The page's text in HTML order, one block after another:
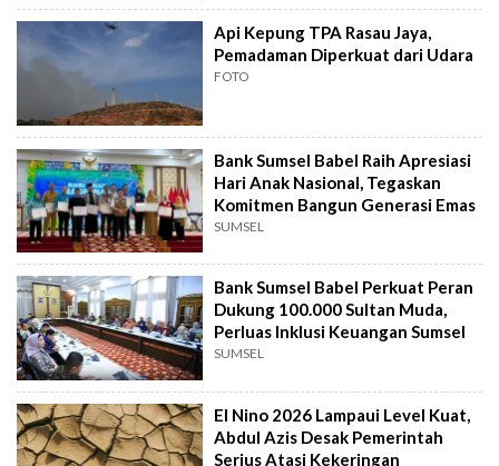
Api Kepung TPA Rasau Jaya,
Pemadaman Diperkuat dari Udara
FOTO
Bank Sumsel Babel Raih Apresiasi
Hari Anak Nasional, Tegaskan
Komitmen Bangun Generasi Emas
SUMSEL
Bank Sumsel Babel Perkuat Peran
Dukung 100.000 Sultan Muda,
Perluas Inklusi Keuangan Sumsel
SUMSEL
El Nino 2026 Lampaui Level Kuat,
Abdul Azis Desak Pemerintah
Serius Atasi Kekeringan